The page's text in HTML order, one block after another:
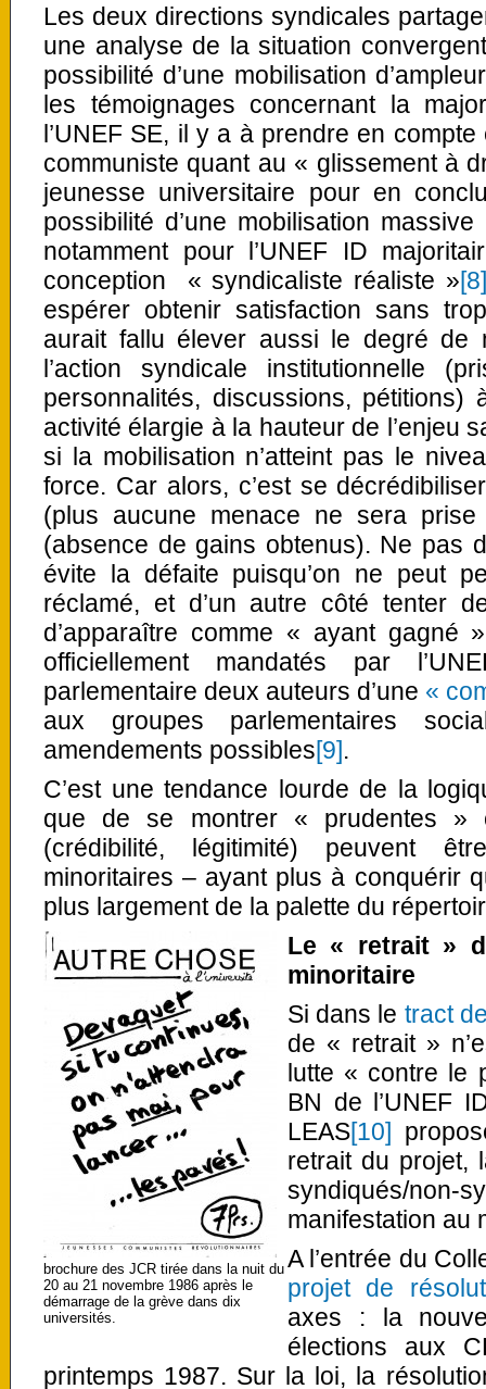
Les deux directions syndicales
une analyse de la situation
possibilité d’une mobilisation
les témoignages concernant la
l’UNEF SE, il y a à prendre en
communiste quant au « glissement à
jeunesse universitaire pour en
possibilité d’une mobilisation
notamment pour l’UNEF ID
conception « syndicaliste réaliste »[8]
espérer obtenir satisfaction sans
aurait fallu élever aussi le degré de
l’action syndicale institutionnelle
personnalités, discussions,
activité élargie à la hauteur de l’enjeu
si la mobilisation n’atteint pas le
force. Car alors, c’est se
(plus aucune menace ne sera
(absence de gains obtenus). Ne pas
évite la défaite puisqu’on ne peut
réclamé, et d’un autre côté tenter
d’apparaître comme « ayant gagné
officiellement mandatés par
parlementaire deux auteurs d’une «
aux groupes parlementaires
amendements possibles[9].
C’est une tendance lourde de la
que de se montrer « prudentes »
(crédibilité, légitimité) peuvent
minoritaires – ayant plus à conquérir
plus largement de la palette du
brochure des JCR tirée dans la nuit du
20 au 21 novembre 1986 après le
démarrage de la grève dans dix
universités.
Le « retrait »
minoritaire
Si dans le tract
de « retrait »
lutte « contre le
BN de l’UNEF
LEAS[10]
retrait du projet,
syndiqués/
manifestation au
A l’entrée du
projet de
axes : la
élections aux
printemps 1987. Sur la loi, la